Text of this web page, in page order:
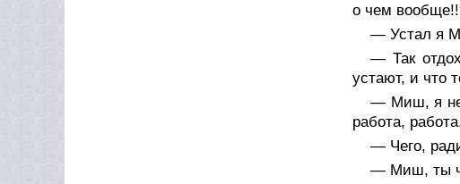
о чем
— Устал я
— Так
устают, и что
— Миш, я не
работа,
— Чего,
— Миш, ты